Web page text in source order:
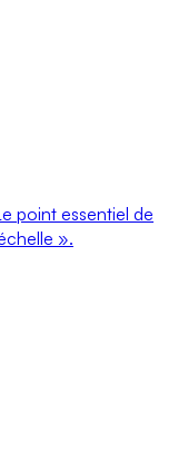
point essentiel de
».